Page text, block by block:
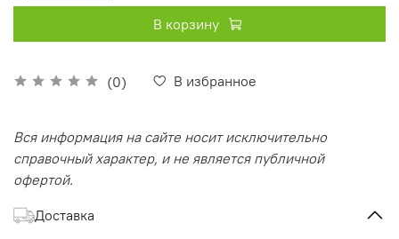
(0) В избранное
В корзину
Вся информация на сайте носит исключительно
справочный характер, и не является публичной
офертой.
Доставка